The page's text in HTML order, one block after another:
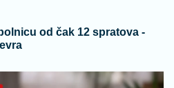
od čak 12 spratova -